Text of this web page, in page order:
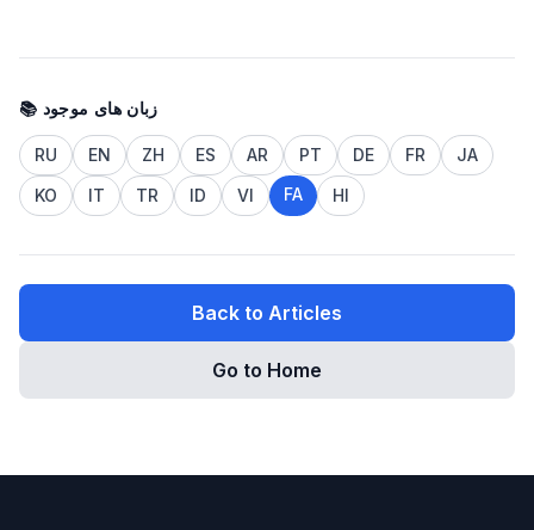
📚 زبان های موجود
RU EN ZH ES AR PT DE FR
JA
KO
IT TR ID VI FA HI
Back to Articles
Go to Home